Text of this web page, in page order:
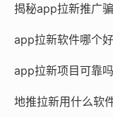
揭秘app拉新推广
app拉新软件哪个
app拉新项目可靠
地推拉新用什么软